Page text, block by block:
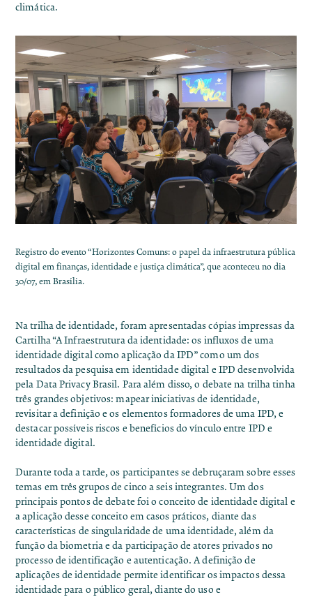
climática.
Registro do evento “Horizontes Comuns: o papel da infraestrutura pública
digital em finanças, identidade e justiça climática”, que aconteceu no dia
30/07, em Brasília.
Na trilha de identidade, foram apresentadas cópias impressas da
Cartilha “A Infraestrutura da identidade: os influxos de uma
identidade digital como aplicação da IPD” como um dos
resultados da pesquisa em identidade digital e IPD desenvolvida
pela Data Privacy Brasil. Para além disso, o debate na trilha tinha
três grandes objetivos: mapear iniciativas de identidade,
revisitar a definição e os elementos formadores de uma IPD, e
destacar possíveis riscos e benefícios do vínculo entre IPD e
identidade digital.
Durante toda a tarde, os participantes se debruçaram sobre esses
temas em três grupos de cinco a seis integrantes. Um dos
principais pontos de debate foi o conceito de identidade digital e
a aplicação desse conceito em casos práticos, diante das
características de singularidade de uma identidade, além da
função da biometria e da participação de atores privados no
processo de identificação e autenticação. A definição de
aplicações de identidade permite identificar os impactos dessa
identidade para o público geral, diante do uso e